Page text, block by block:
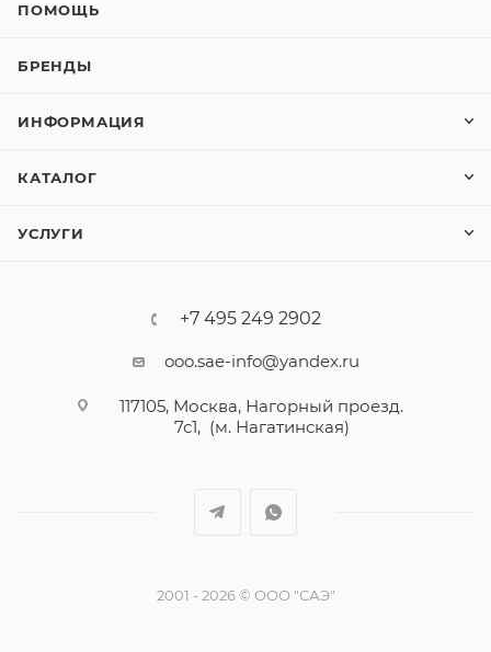
ПОМОЩЬ
БРЕНДЫ
ИНФОРМАЦИЯ
КАТАЛОГ
УСЛУГИ
+7 495 249 2902
ooo.sae-info@yandex.ru
117105, Москва, Нагорный проезд.
7с1, (м. Нагатинская)
2001 - 2026 © ООО "САЭ"